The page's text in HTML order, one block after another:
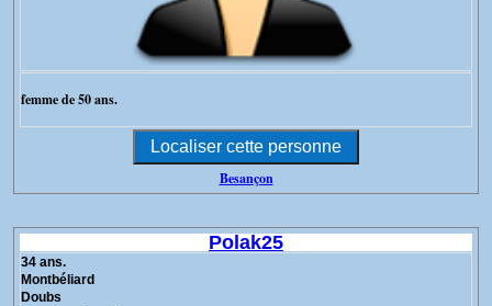
femme de 50 ans.
Besançon
Polak25
34 ans.
Montbéliard
Doubs